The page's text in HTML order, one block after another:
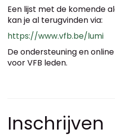
Een lijst met de komende
kan je al terugvinden via:
https://www.vfb.be/lumi
De ondersteuning en
voor VFB leden.
Inschrijven